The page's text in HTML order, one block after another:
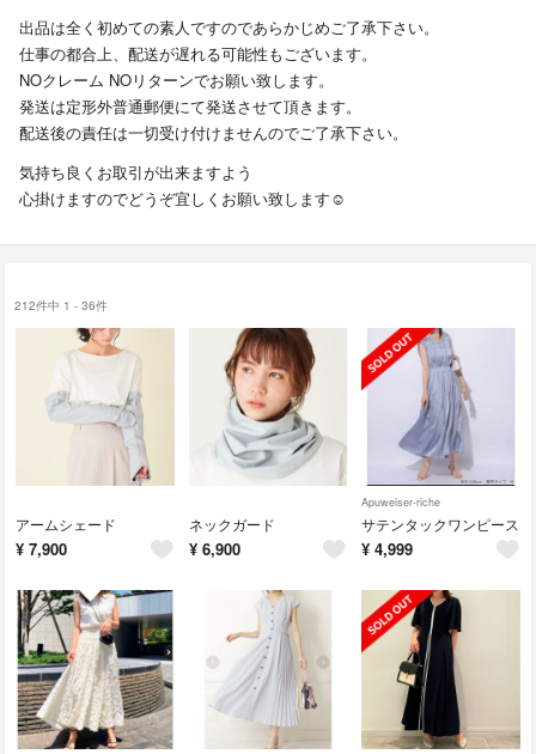
出品は全く初めての素人ですのであらかじめご了承下さい。
仕事の都合上、配送が遅れる可能性もございます。
NOクレーム NOリターンでお願い致します。
発送は定形外普通郵便にて発送させて頂きます。
配送後の責任は一切受け付けませんのでご了承下さい。
気持ち良くお取引が出来ますよう
心掛けますのでどうぞ宜しくお願い致します☺︎
212件中 1 - 36件
アームシェード
¥ 7,900
ネックガード
¥ 6,900
Apuweiser-riche
サテンタックワンピース
¥ 4,999